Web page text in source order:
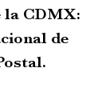
la CDMX:
de